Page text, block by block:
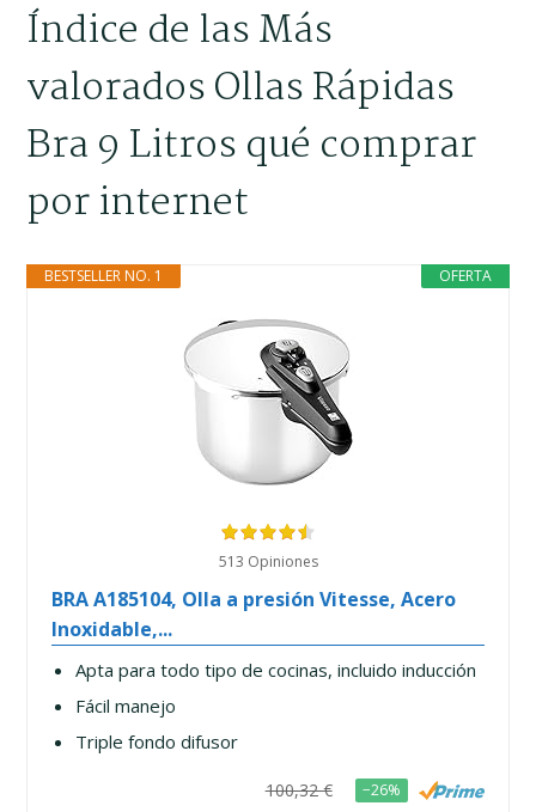
Índice de las Más
valorados Ollas Rápidas
Bra 9 Litros qué comprar
por internet
OFERTA
BESTSELLER NO. 1
513 Opiniones
BRA A185104, Olla a presión Vitesse, Acero
Inoxidable,...
Apta para todo tipo de cocinas, incluido inducción
Fácil manejo
Triple fondo difusor
100,32 € −26%